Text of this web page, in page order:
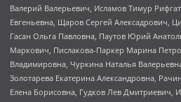
Валерий Валерьевич, Исламов Тимур
Евгеньевна, Щаров Сергей Алексадрович,
Гасан Ольга Павловна, Паутов Юрий
Маркович, Пислакова-Паркер Марина
Владимировна, Чуркина Наталья
Золотарева Екатерина Александровна,
Елена Борисовна, Гудков Лев